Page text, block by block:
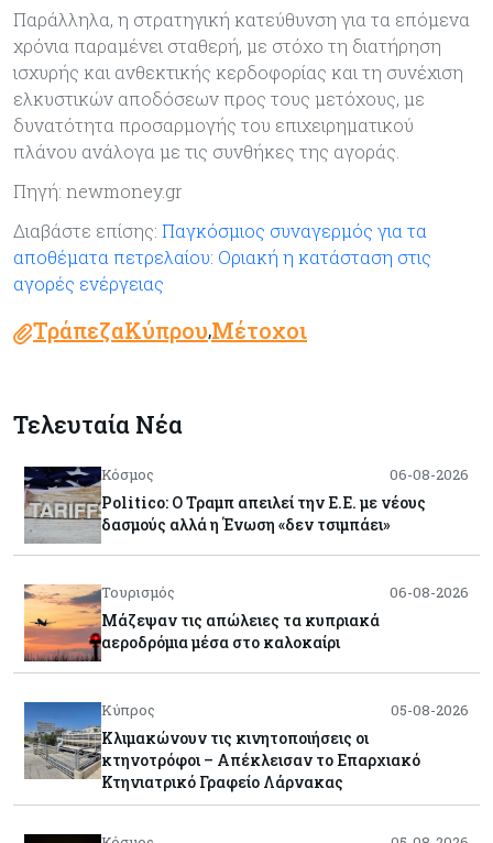
Παράλληλα, η στρατηγική κατεύθυνση για τα επόμενα
χρόνια παραμένει σταθερή, με στόχο τη διατήρηση
ισχυρής και ανθεκτικής κερδοφορίας και τη συνέχιση
ελκυστικών αποδόσεων προς τους μετόχους, με
δυνατότητα προσαρμογής του επιχειρηματικού
πλάνου ανάλογα με τις συνθήκες της αγοράς.
Πηγή: newmoney.gr
Διαβάστε επίσης: Παγκόσμιος συναγερμός για τα
αποθέματα πετρελαίου: Οριακή η κατάσταση στις
αγορές ενέργειας
ΤράπεζαΚύπρου,Μέτοχοι
Τελευταία Νέα
Κόσμος 06-08-2026
Politico: Ο Τραμπ απειλεί την Ε.Ε. με νέους
δασμούς αλλά η Ένωση «δεν τσιμπάει»
Τουρισμός 06-08-2026
Μάζεψαν τις απώλειες τα κυπριακά
αεροδρόμια μέσα στο καλοκαίρι
Κύπρος 05-08-2026
Κλιμακώνουν τις κινητοποιήσεις οι
κτηνοτρόφοι – Απέκλεισαν το Επαρχιακό
Κτηνιατρικό Γραφείο Λάρνακας